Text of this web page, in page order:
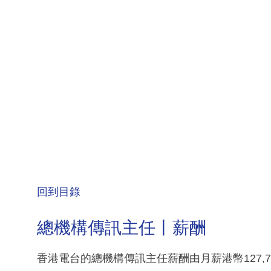
回到目錄
總機構傳訊主任丨薪酬
香港電台的總機構傳訊主任薪酬由月薪港幣